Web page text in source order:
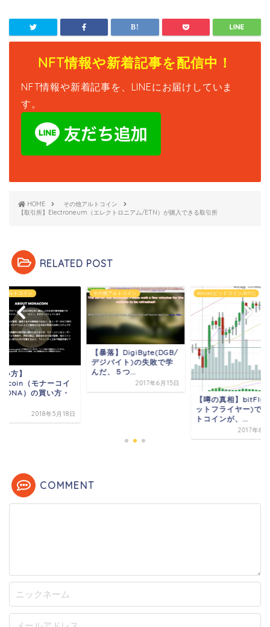
NFT情報や新着記事を配信中！
NFT情報や新着記事を、LINEにお届けしていま
す。
HOME
その他アルトコイン
【取引所】Electroneum（エレクトロニアム/ETN）が購入できる取引所
RELATED POST
アルトコイン
方】
（モナーコイ
）の買い方・
2018年5月18日
その他アルトコイン
【暴落】DigiByte(DGB/
デジバイト)の失敗で学
んだ、５つ...
2017年6月15日
Bitcoin(ビットコイン/BTC)
【噂の真相】
ットフライヤー)で
トコインが、...
2017年6
COMMENT